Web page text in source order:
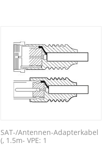
SAT-/Antennen-Adapterkabel
(, 1.5m- VPE: 1